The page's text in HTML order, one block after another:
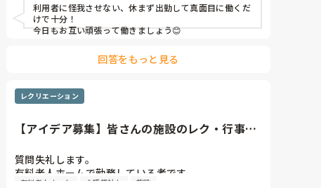
職員から見ての私は？って考えたら答えられる自信が
ないです…
やだな、この自暴自棄…
利用者に怪我させない、休まず出勤して真面目に働くだ
けで十分！
今日もお互い頑張って働きましょう😊
回答をもっと見る
レクリエーション
【アイデア募集】皆さんの施設のレク・行事の
質問失礼します。
有料老人ホームで勤務している者です。
有料老人ホーム 介護福祉士 施設